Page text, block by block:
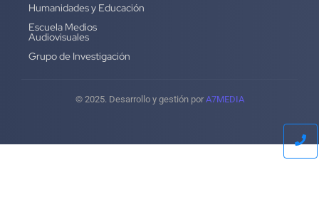
Humanidades y Educación
Escuela Medios
Audiovisuales
Grupo de Investigación
© 2025. Desarrollo y gestión por A7MEDIA